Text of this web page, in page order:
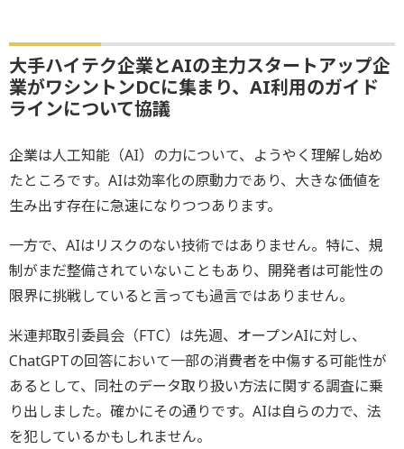
大手ハイテク企業とAIの主力スタートアップ企
業がワシントンDCに集まり、AI利用のガイド
ラインについて協議
企業は人工知能（AI）の力について、ようやく理解し始め
たところです。AIは効率化の原動力であり、大きな価値を
生み出す存在に急速になりつつあります。
一方で、AIはリスクのない技術ではありません。特に、規
制がまだ整備されていないこともあり、開発者は可能性の
限界に挑戦していると言っても過言ではありません。
米連邦取引委員会（FTC）は先週、オープンAIに対し、
ChatGPTの回答において一部の消費者を中傷する可能性が
あるとして、同社のデータ取り扱い方法に関する調査に乗
り出しました。確かにその通りです。AIは自らの力で、法
を犯しているかもしれません。